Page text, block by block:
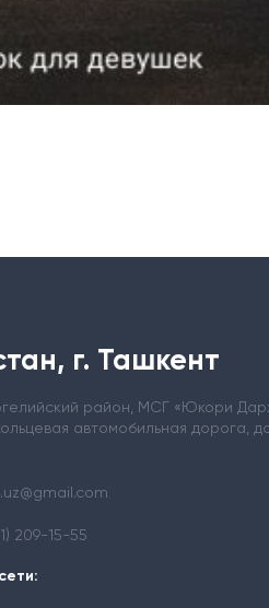
г. Ташкент
район, МСГ «Юкори
автомобильная дорога,
209-15-55